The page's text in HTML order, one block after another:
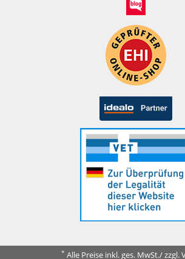
* Alle Preise inkl. ges. MwSt./ zzgl.